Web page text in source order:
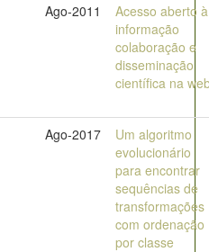
Ago-2011
Acesso aberto à
informação
colaboração e
disseminação
científica na
Ago-2017
Um algoritmo
evolucionário
para encontrar
sequências de
transformações
com ordenação
por classe